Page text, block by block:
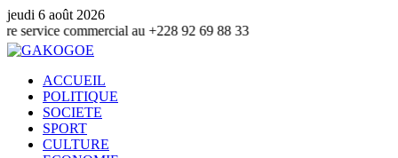
jeudi 6 août 2026
au +228 92 69 88 33
ACCUEIL
POLITIQUE
SOCIETE
SPORT
CULTURE